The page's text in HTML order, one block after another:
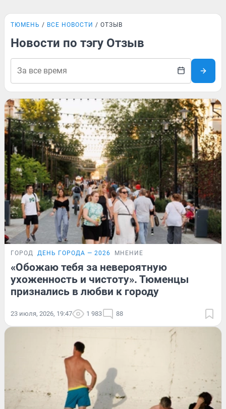
ТЮМЕНЬ ВСЕ НОВОСТИ ОТЗЫВ
Новости по тэгу Отзыв
ГОРОД ДЕНЬ ГОРОДА — 2026 МНЕНИЕ
«Обожаю тебя за невероятную
ухоженность и чистоту». Тюменцы
признались в любви к городу
23 июля, 2026, 19:47 1 983 88